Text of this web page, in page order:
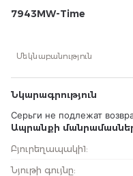
7943MW-Time
Մեկնաբանություն
Նկարագրություն
Серьги не подлежат
Ապրանքի
Բյուրեղապակի1:
Նյութի գույնը: